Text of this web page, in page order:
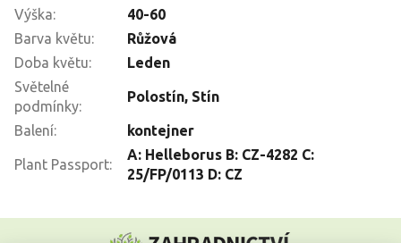
Výška:
40-60
Barva květu:
Růžová
Doba květu:
Leden
Světelné
podmínky:
Polostín, Stín
Balení: kontejner
Plant Passport:
A: Helleborus B: CZ-4282 C:
25/FP/0113 D: CZ